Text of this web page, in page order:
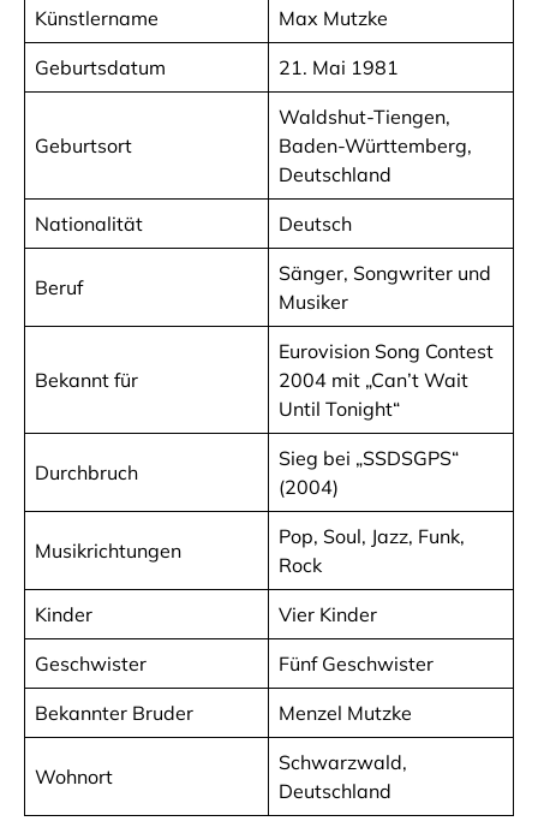
Künstlername Max Mutzke
Geburtsdatum 21. Mai 1981
Geburtsort
Waldshut-Tiengen,
Baden-Württemberg,
Deutschland
Nationalität Deutsch
Beruf
Sänger, Songwriter und
Musiker
Bekannt für
Eurovision Song Contest
2004 mit „Can’t Wait
Until Tonight“
Durchbruch
Sieg bei „SSDSGPS“
(2004)
Musikrichtungen
Pop, Soul, Jazz, Funk,
Rock
Kinder Vier Kinder
Geschwister Fünf Geschwister
Bekannter Bruder Menzel Mutzke
Wohnort
Schwarzwald,
Deutschland